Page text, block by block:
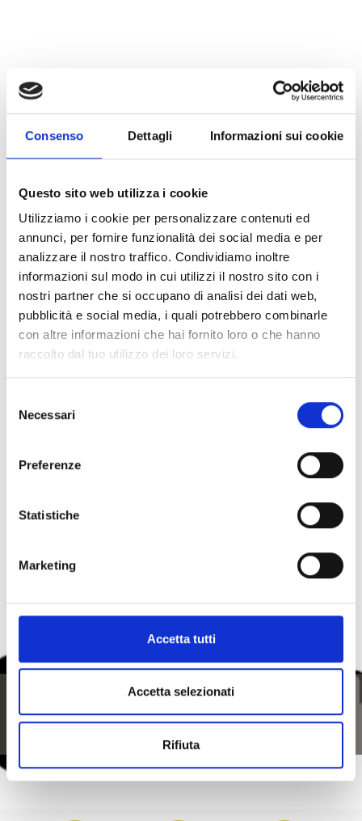
Consenso Dettagli Informazioni sui cookie
Questo sito web utilizza i cookie
Utilizziamo i cookie per personalizzare contenuti ed
annunci, per fornire funzionalità dei social media e per
analizzare il nostro traffico. Condividiamo inoltre
informazioni sul modo in cui utilizzi il nostro sito con i
nostri partner che si occupano di analisi dei dati web,
pubblicità e social media, i quali potrebbero combinarle
con altre informazioni che hai fornito loro o che hanno
raccolto dal tuo utilizzo dei loro servizi.
delNecessari
Preferenze
Statistiche
Marketing
Accetta tutti
Accetta selezionati
Rifiuta
CARPENTERIA FLEISCHMANN ALOIS
Ganda 25
39020 Martello
info@fleischmann.bz